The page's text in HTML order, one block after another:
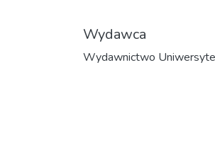
Wydawca
Wydawnictwo